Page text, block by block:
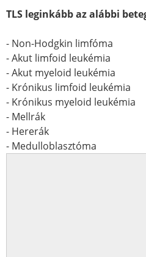
TLS leginkább az alábbi
- Non-Hodgkin limfóma
- Akut limfoid leukémia
- Akut myeloid leukémia
- Krónikus limfoid leukémia
- Krónikus myeloid leukémia
- Mellrák
- Hererák
- Medulloblasztóma